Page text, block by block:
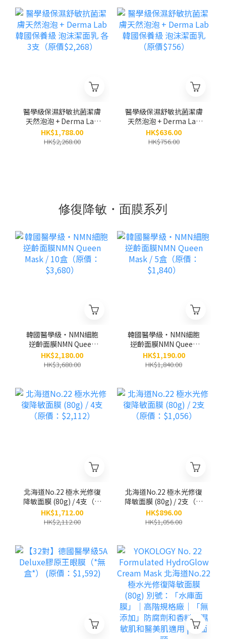
（200ML）
醫學級保濕舒敏抗菌潔膚
天然泡泡 + Derma Lab
韓國保養級 泡沫潔面乳
各3支（原價$2,268）
HK$1,788.00
HK$2,268.00
醫學級保濕舒敏抗菌潔膚
天然泡泡 + Derma Lab
韓國保養級 泡沫潔面乳
（原價$756）
HK$636.00
HK$756.00
修復降敏・面膜系列
韓國醫學級‧NMN細胞
逆齡面膜NMN Queen
Mask / 10盒（原價：
$3,680）
HK$2,180.00
HK$3,680.00
韓國醫學級‧NMN細胞
逆齡面膜NMN Queen
Mask / 5盒（原價：
$1,840）
HK$1,190.00
HK$1,840.00
北海道No.22 極水光修復
降敏面膜 (80g) / 4支（原
價：$2,112）
HK$1,712.00
HK$2,112.00
北海道No.22 極水光修復
降敏面膜 (80g) / 2支（原
價：$1,056）
HK$896.00
HK$1,056.00